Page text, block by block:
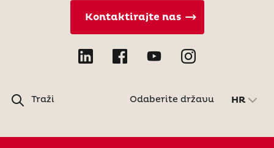
Traži
Kontaktirajte nas
Odaberite državu HR